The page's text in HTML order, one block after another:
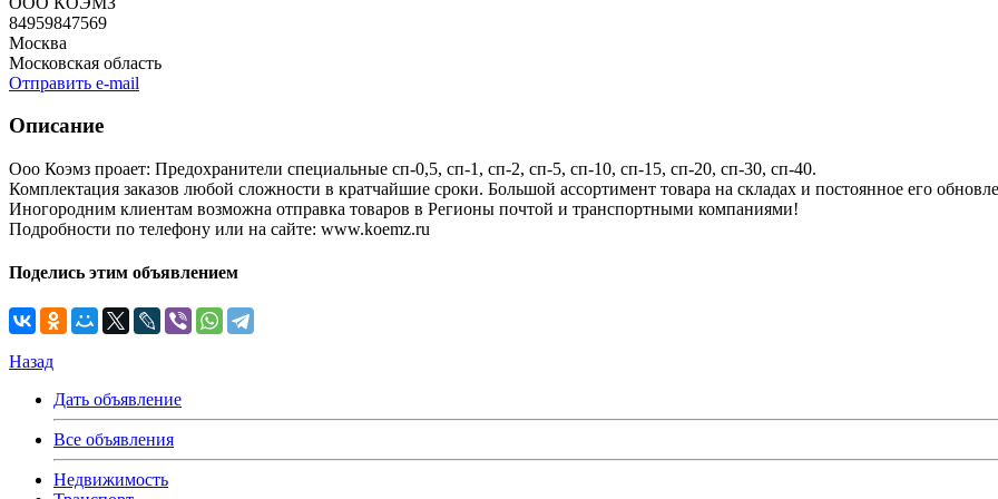
84959847569
Москва
Московская область
Отправить e-mail
Описание
Ооо Коэмз проает: Предохранители специальные сп-0,5, сп-1, сп-2, сп-5, сп-10, сп-15, сп-20, сп-30, сп-40.
Комплектация заказов любой сложности в кратчайшие сроки. Большой ассортимент товара на складах и постоянное его
Иногородним клиентам возможна отправка товаров в Регионы почтой и транспортными компаниями!
Подробности по телефону или на сайте: www.koemz.ru
Поделись этим объявлением
Назад
Дать объявление
Все объявления
Недвижимость